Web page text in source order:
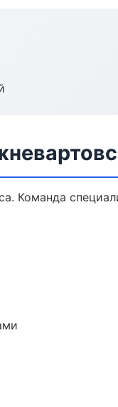
Команда